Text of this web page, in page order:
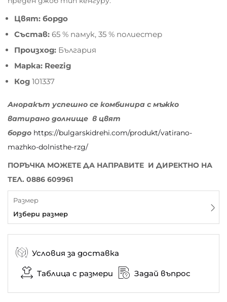
Цвят: бордо
Състав: 65 % памук, 35 % полиестер
Произход: България
Марка: Reezig
Код 101337
Аноракът успешно се комбинира с мъжко
ватирано долнище в цвят
бордо https://bulgarskidrehi.com/produkt/vatirano-
mazhko-dolnisthe-rzg/
ПОРЪЧКА МОЖЕТЕ ДА НАПРАВИТЕ И ДИРЕКТНО НА
ТЕЛ. 0886 609961
Размер
Избери размер
Условия за доставка
Таблица с размери Задай въпрос